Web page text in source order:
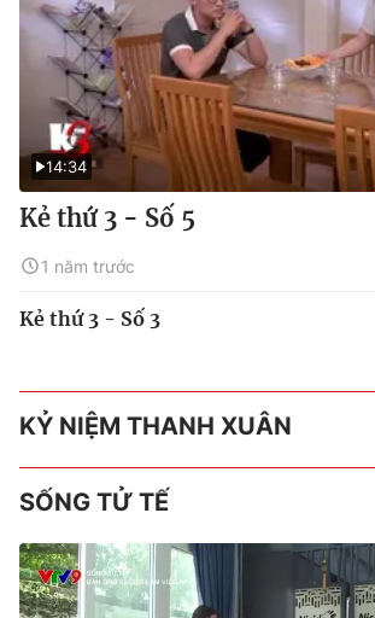
14:34
Kẻ thứ 3 - Số 5
1 năm trước
Kẻ thứ 3 - Số 3
KỶ NIỆM THANH XUÂN
SỐNG TỬ TẾ